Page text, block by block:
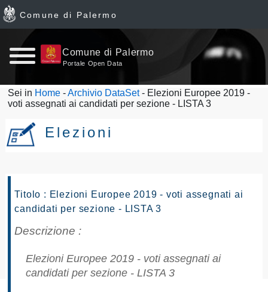
Home
News
Archivio
Ultimi
Report
pubblicazioni
Comune di Palermo
Comune di Palermo
Portale Open Data
Sei in Home -Archivio DataSet- Elezioni Europee 2019 -
voti assegnati ai candidati per sezione - LISTA 3
Elezioni
Titolo : Elezioni Europee 2019 - voti assegnati ai
candidati per sezione - LISTA 3
Descrizione :
Elezioni Europee 2019 - voti assegnati ai
candidati per sezione - LISTA 3